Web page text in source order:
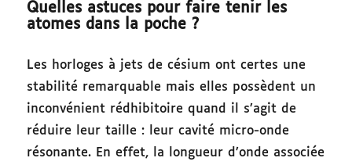
Quelles astuces pour faire tenir les
atomes dans la poche ?
Les horloges à jets de césium ont certes une
stabilité remarquable mais elles possèdent un
inconvénient rédhibitoire quand il s’agit de
réduire leur taille : leur cavité micro-onde
résonante. En effet, la longueur d’onde associée